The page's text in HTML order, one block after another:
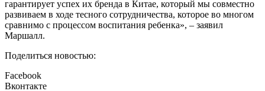
гарантирует успех их бренда в Китае, который мы совместно
развиваем в ходе тесного сотрудничества, которое во многом
сравнимо с процессом воспитания ребенка», – заявил
Маршалл.
Поделиться новостью:
Facebook
Вконтакте